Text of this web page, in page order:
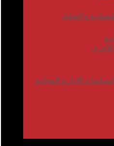
و التحليل
الإدارية المجانية